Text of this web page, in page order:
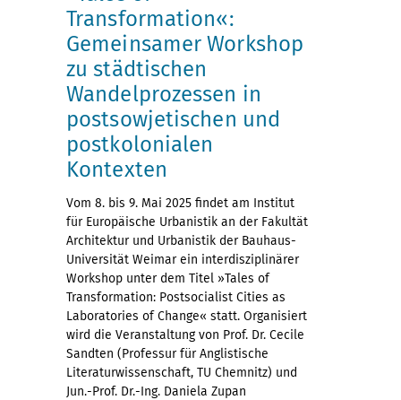
Transformation«:
Gemeinsamer Workshop
zu städtischen
Wandelprozessen in
postsowjetischen und
postkolonialen
Kontexten
Vom 8. bis 9. Mai 2025 findet am Institut
für Europäische Urbanistik an der Fakultät
Architektur und Urbanistik der Bauhaus-
Universität Weimar ein interdisziplinärer
Workshop unter dem Titel »Tales of
Transformation: Postsocialist Cities as
Laboratories of Change« statt. Organisiert
wird die Veranstaltung von Prof. Dr. Cecile
Sandten (Professur für Anglistische
Literaturwissenschaft, TU Chemnitz) und
Jun.-Prof. Dr.-Ing. Daniela Zupan